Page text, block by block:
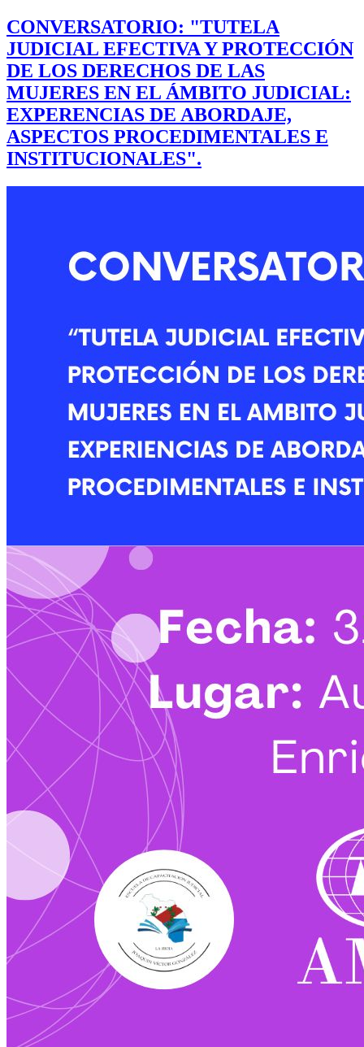
CONVERSATORIO: "TUTELA
JUDICIAL EFECTIVA Y PROTECCIÓN
DE LOS DERECHOS DE LAS
MUJERES EN EL ÁMBITO JUDICIAL:
EXPERENCIAS DE ABORDAJE,
ASPECTOS PROCEDIMENTALES E
INSTITUCIONALES".